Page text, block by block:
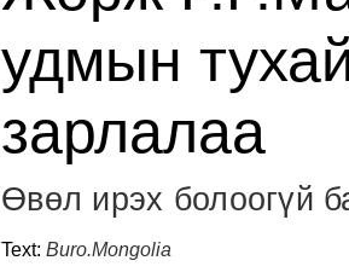
удмын
зарлалаа
Өвөл ирэх болоогүй
Text: Buro.Mongolia